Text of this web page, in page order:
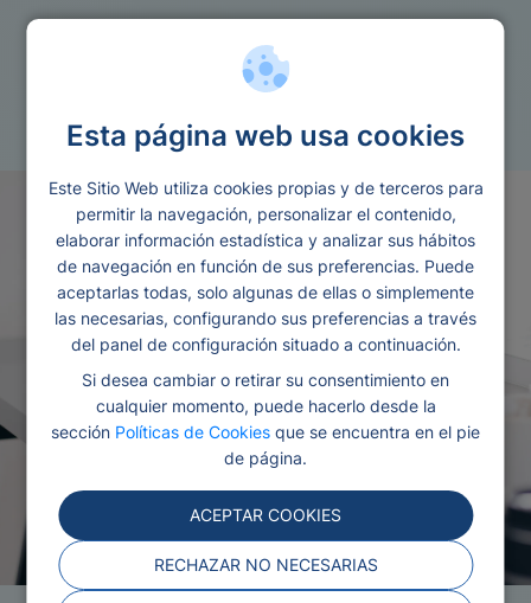
Esta página web usa cookies
Este Sitio Web utiliza cookies propias y de terceros para
permitir la navegación, personalizar el contenido,
elaborar información estadística y analizar sus hábitos
de navegación en función de sus preferencias. Puede
aceptarlas todas, solo algunas de ellas o simplemente
las necesarias, configurando sus preferencias a través
del panel de configuración situado a continuación.
Si desea cambiar o retirar su consentimiento en
cualquier momento, puede hacerlo desde la
sección Políticas de Cookies que se encuentra en el pie
de página.
ACEPTAR COOKIES
RECHAZAR NO NECESARIAS